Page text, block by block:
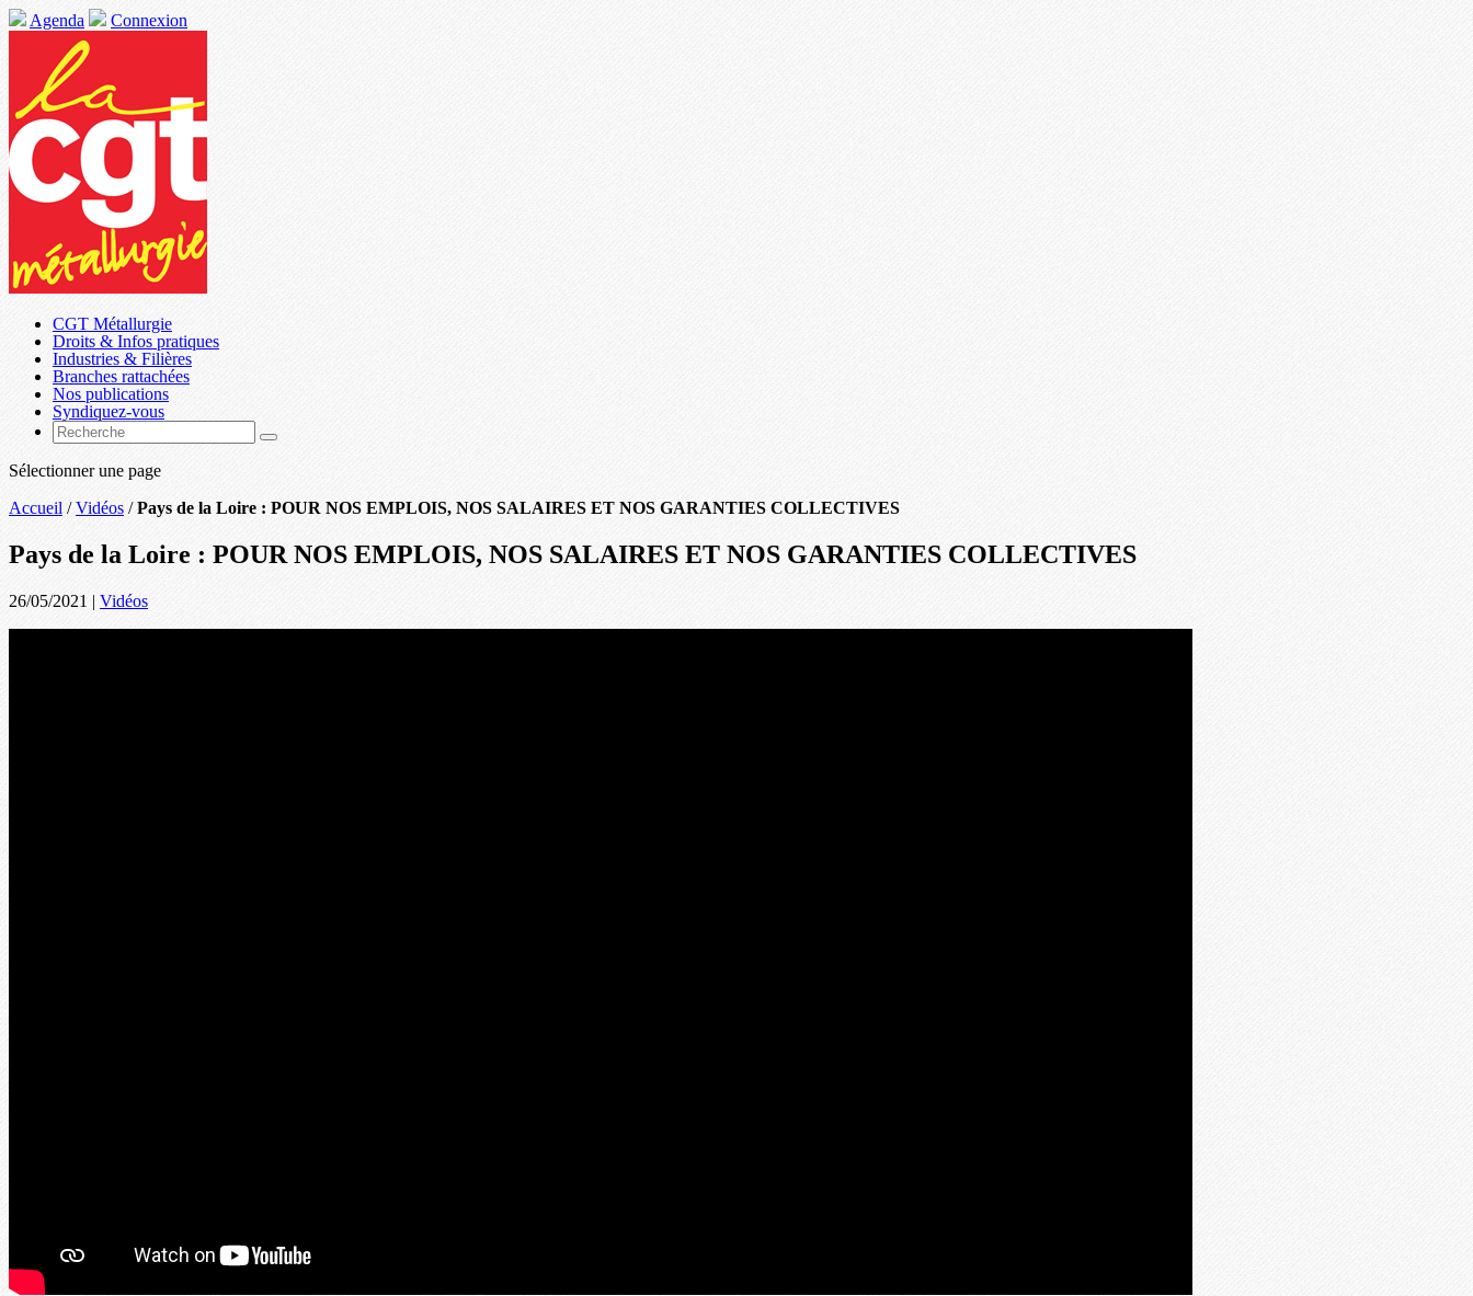
Agenda Connexion
CGT Métallurgie
Droits & Infos pratiques
Industries & Filières
Branches rattachées
Nos publications
Syndiquez-vous
Sélectionner une page
Accueil /Vidéos /Pays de la Loire : POUR NOS EMPLOIS, NOS SALAIRES ET NOS GARANTIES COLLECTIVES
Pays de la Loire : POUR NOS EMPLOIS, NOS SALAIRES ET NOS GARANTIES COLLECTIVES
26/05/2021 | Vidéos